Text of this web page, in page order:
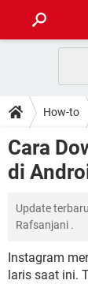
APLIKASI
BUAT AKUN
HOW-TO
SAFE MODE
KODE RAHASIA
DOWNLOAD
ADOBE
FORUM
Lupa Password
ENSIKLOPEDIA
Front Office dan
Jenis-jenis
How-to
Cara
di
Update
Rafsanjani .
Instagram
laris saat ini.